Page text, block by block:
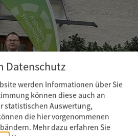
Datenschutz
werden Informationen über Sie
können diese auch an
statistischen Auswertung,
die hier vorgenommenen
Mehr dazu erfahren Sie